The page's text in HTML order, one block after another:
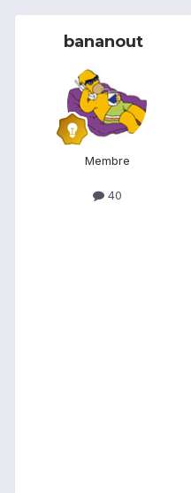
bananout
Membre
40